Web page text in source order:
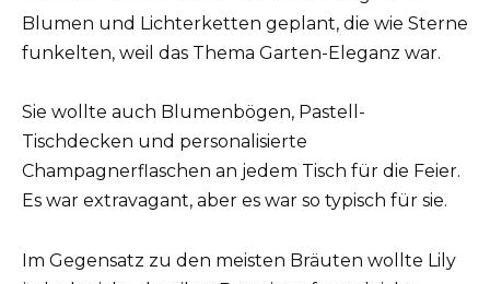
Blumen und Lichterketten geplant, die wie Sterne
funkelten, weil das Thema Garten-Eleganz war.
Sie wollte auch Blumenbögen, Pastell-
Tischdecken und personalisierte
Champagnerflaschen an jedem Tisch für die Feier.
Es war extravagant, aber es war so typisch für sie.
Im Gegensatz zu den meisten Bräuten wollte Lily